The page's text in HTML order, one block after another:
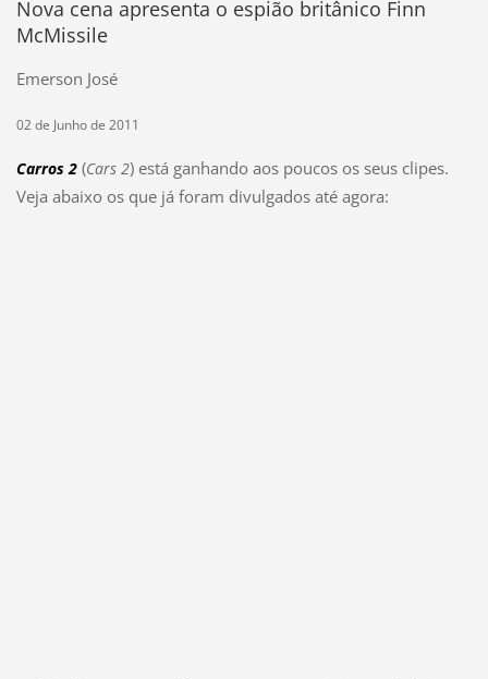
Nova cena apresenta o espião britânico Finn
McMissile
Emerson José
02 de Junho de 2011
Carros 2 (Cars 2) está ganhando aos poucos os seus clipes.
Veja abaixo os que já foram divulgados até agora: